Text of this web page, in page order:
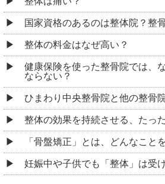
国家資格のあるのは整体院？整
整体の料金はなぜ高い？
健康保険を使った整骨院では、
ならない？
ひまわり中央整骨院と他の整骨
整体の効果を持続させる、たっ
「骨盤矯正」とは、どんなこと
妊娠中や子供でも「整体」は受